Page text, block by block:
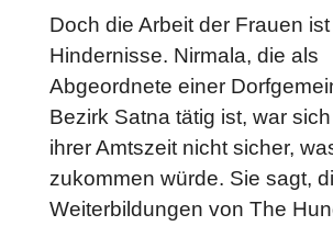
Doch die Arbeit der Frauen
Hindernisse. Nirmala, die als
Abgeordnete einer
Bezirk Satna tätig ist, war
ihrer Amtszeit nicht sicher,
zukommen würde. Sie sagt,
Weiterbildungen von The